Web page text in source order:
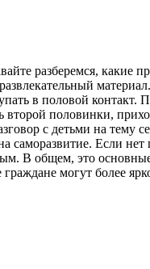
разберемся, какие
в половой контакт.
половинки,
с детьми на тему
саморазвитие. Если
В общем, это
могут более